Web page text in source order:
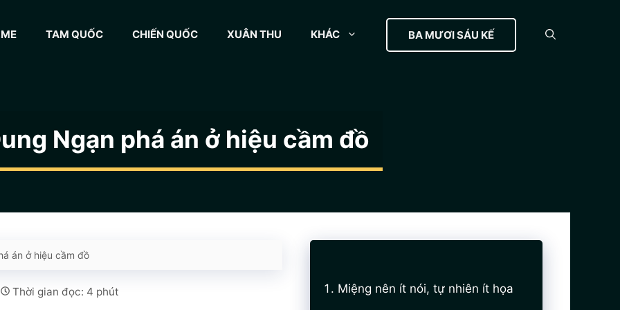
TAM QUỐC CHIẾN QUỐC XUÂN THU KHÁC BA MƯƠI SÁU KẾ
Ngạn phá án ở hiệu cầm đồ
án ở hiệu cầm đồ
Thời gian đọc: 4 phút Miệng nên ít nói, tự nhiên ít họa